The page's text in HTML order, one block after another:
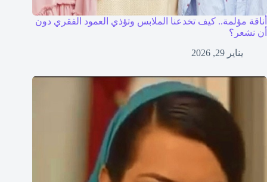
أناقة مؤلمة.. كيف تخدعنا الملابس وتؤذي العمود الفقري دون
أن نشعر؟
يناير 29, 2026